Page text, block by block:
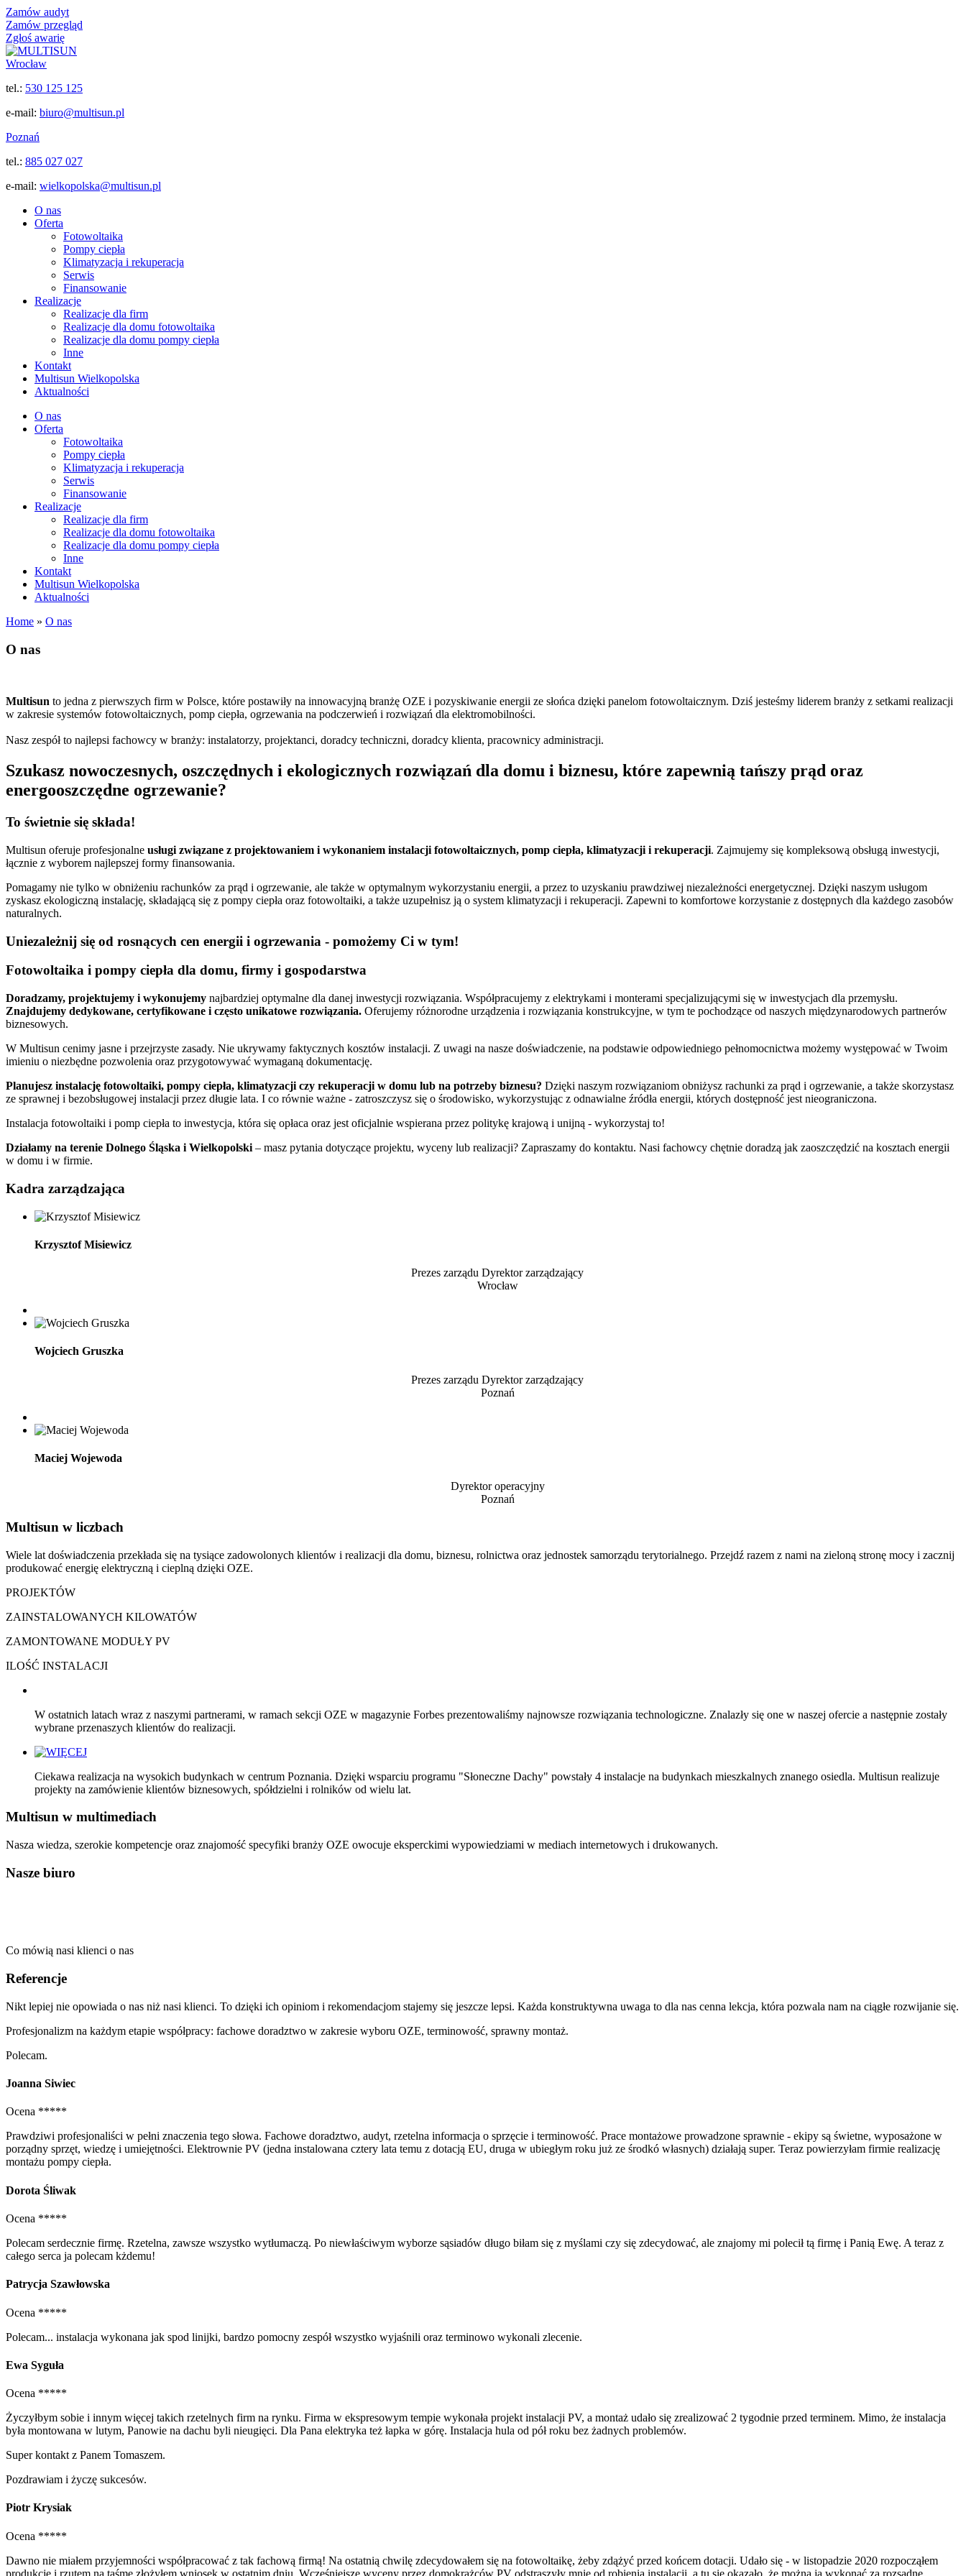
Zamów audyt
Zamów przegląd
Zgłoś awarię
Wrocław
tel.: 530 125 125
e-mail: biuro@multisun.pl
Poznań
tel.: 885 027 027
e-mail: wielkopolska@multisun.pl
O nas
Oferta
Fotowoltaika
Pompy ciepła
Klimatyzacja i rekuperacja
Serwis
Finansowanie
Realizacje
Realizacje dla firm
Realizacje dla domu fotowoltaika
Realizacje dla domu pompy ciepła
Inne
Kontakt
Multisun Wielkopolska
Aktualności
O nas
Oferta
Fotowoltaika
Pompy ciepła
Klimatyzacja i rekuperacja
Serwis
Finansowanie
Realizacje
Realizacje dla firm
Realizacje dla domu fotowoltaika
Realizacje dla domu pompy ciepła
Inne
Kontakt
Multisun Wielkopolska
Aktualności
Home » O nas
O nas
Multisun to jedna z pierwszych firm w Polsce, które postawiły na innowacyjną branżę OZE i pozyskiwanie energii ze słońca dzięki panelom fotowoltaicznym. Dziś jesteśmy liderem branży z setkami realizacji
w zakresie systemów fotowoltaicznych, pomp ciepła, ogrzewania na podczerwień i rozwiązań dla elektromobilności.
Nasz zespół to najlepsi fachowcy w branży: instalatorzy, projektanci, doradcy techniczni, doradcy klienta, pracownicy administracji.
Szukasz nowoczesnych, oszczędnych i ekologicznych rozwiązań dla domu i biznesu, które zapewnią tańszy prąd oraz
energooszczędne ogrzewanie?
To świetnie się składa!
Multisun oferuje profesjonalne usługi związane z projektowaniem i wykonaniem instalacji fotowoltaicznych, pomp ciepła, klimatyzacji i rekuperacji. Zajmujemy się kompleksową obsługą inwestycji,
łącznie z wyborem najlepszej formy finansowania.
Pomagamy nie tylko w obniżeniu rachunków za prąd i ogrzewanie, ale także w optymalnym wykorzystaniu energii, a przez to uzyskaniu prawdziwej niezależności energetycznej. Dzięki naszym usługom
zyskasz ekologiczną instalację, składającą się z pompy ciepła oraz fotowoltaiki, a także uzupełnisz ją o system klimatyzacji i rekuperacji. Zapewni to komfortowe korzystanie z dostępnych dla każdego zasobów
naturalnych.
Uniezależnij się od rosnących cen energii i ogrzewania - pomożemy Ci w tym!
Fotowoltaika i pompy ciepła dla domu, firmy i gospodarstwa
Doradzamy, projektujemy i wykonujemy najbardziej optymalne dla danej inwestycji rozwiązania. Współpracujemy z elektrykami i monterami specjalizującymi się w inwestycjach dla przemysłu.
Znajdujemy dedykowane, certyfikowane i często unikatowe rozwiązania. Oferujemy różnorodne urządzenia i rozwiązania konstrukcyjne, w tym te pochodzące od naszych międzynarodowych partnerów
biznesowych.
W Multisun cenimy jasne i przejrzyste zasady. Nie ukrywamy faktycznych kosztów instalacji. Z uwagi na nasze doświadczenie, na podstawie odpowiedniego pełnomocnictwa możemy występować w Twoim
imieniu o niezbędne pozwolenia oraz przygotowywać wymaganą dokumentację.
Planujesz instalację fotowoltaiki, pompy ciepła, klimatyzacji czy rekuperacji w domu lub na potrzeby biznesu? Dzięki naszym rozwiązaniom obniżysz rachunki za prąd i ogrzewanie, a także skorzystasz
ze sprawnej i bezobsługowej instalacji przez długie lata. I co równie ważne - zatroszczysz się o środowisko, wykorzystując z odnawialne źródła energii, których dostępność jest nieograniczona.
Instalacja fotowoltaiki i pomp ciepła to inwestycja, która się opłaca oraz jest oficjalnie wspierana przez politykę krajową i unijną - wykorzystaj to!
Działamy na terenie Dolnego Śląska i Wielkopolski – masz pytania dotyczące projektu, wyceny lub realizacji? Zapraszamy do kontaktu. Nasi fachowcy chętnie doradzą jak zaoszczędzić na kosztach energii
w domu i w firmie.
Kadra zarządzająca
Krzysztof Misiewicz
Prezes zarządu Dyrektor zarządzający
Wrocław
Wojciech Gruszka
Prezes zarządu Dyrektor zarządzający
Poznań
Maciej Wojewoda
Dyrektor operacyjny
Poznań
Multisun w liczbach
Wiele lat doświadczenia przekłada się na tysiące zadowolonych klientów i realizacji dla domu, biznesu, rolnictwa oraz jednostek samorządu terytorialnego. Przejdź razem z nami na zieloną stronę mocy i zacznij
produkować energię elektryczną i cieplną dzięki OZE.
PROJEKTÓW
ZAINSTALOWANYCH KILOWATÓW
ZAMONTOWANE MODUŁY PV
ILOŚĆ INSTALACJI
W ostatnich latach wraz z naszymi partnerami, w ramach sekcji OZE w magazynie Forbes prezentowaliśmy najnowsze rozwiązania technologiczne. Znalazły się one w naszej ofercie a następnie zostały
wybrane przenaszych klientów do realizacji.
Ciekawa realizacja na wysokich budynkach w centrum Poznania. Dzięki wsparciu programu "Słoneczne Dachy" powstały 4 instalacje na budynkach mieszkalnych znanego osiedla. Multisun realizuje
projekty na zamówienie klientów biznesowych, spółdzielni i rolników od wielu lat.
Multisun w multimediach
Nasza wiedza, szerokie kompetencje oraz znajomość specyfiki branży OZE owocuje eksperckimi wypowiedziami w mediach internetowych i drukowanych.
Nasze biuro
Co mówią nasi klienci o nas
Referencje
Nikt lepiej nie opowiada o nas niż nasi klienci. To dzięki ich opiniom i rekomendacjom stajemy się jeszcze lepsi. Każda konstruktywna uwaga to dla nas cenna lekcja, która pozwala nam na ciągłe rozwijanie się.
Profesjonalizm na każdym etapie współpracy: fachowe doradztwo w zakresie wyboru OZE, terminowość, sprawny montaż.
Polecam.
Joanna Siwiec
Ocena *****
Prawdziwi profesjonaliści w pełni znaczenia tego słowa. Fachowe doradztwo, audyt, rzetelna informacja o sprzęcie i terminowość. Prace montażowe prowadzone sprawnie - ekipy są świetne, wyposażone w
porządny sprzęt, wiedzę i umiejętności. Elektrownie PV (jedna instalowana cztery lata temu z dotacją EU, druga w ubiegłym roku już ze środkó własnych) działają super. Teraz powierzyłam firmie realizację
montażu pompy ciepła.
Dorota Śliwak
Ocena *****
Polecam serdecznie firmę. Rzetelna, zawsze wszystko wytłumaczą. Po niewłaściwym wyborze sąsiadów długo biłam się z myślami czy się zdecydować, ale znajomy mi polecił tą firmę i Panią Ewę. A teraz z
całego serca ja polecam kżdemu!
Patrycja Szawłowska
Ocena *****
Polecam... instalacja wykonana jak spod linijki, bardzo pomocny zespół wszystko wyjaśnili oraz terminowo wykonali zlecenie.
Ewa Syguła
Ocena *****
Życzyłbym sobie i innym więcej takich rzetelnych firm na rynku. Firma w ekspresowym tempie wykonała projekt instalacji PV, a montaż udało się zrealizować 2 tygodnie przed terminem. Mimo, że instalacja
była montowana w lutym, Panowie na dachu byli nieugięci. Dla Pana elektryka też łapka w górę. Instalacja hula od pół roku bez żadnych problemów.
Super kontakt z Panem Tomaszem.
Pozdrawiam i życzę sukcesów.
Piotr Krysiak
Ocena *****
Dawno nie miałem przyjemności współpracować z tak fachową firmą! Na ostatnią chwilę zdecydowałem się na fotowoltaikę, żeby zdążyć przed końcem dotacji. Udało się - w listopadzie 2020 rozpocząłem
produkcję i rzutem na taśmę złożyłem wniosek w ostatnim dniu. Wcześniejsze wyceny przez domokrążców PV odstraszyły mnie od robienia instalacji, a tu się okazało, że można ją wykonać za rozsądne